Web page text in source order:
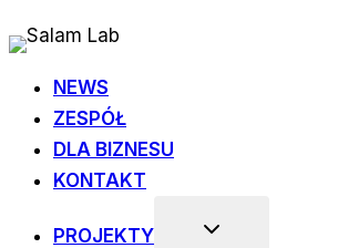
Przejdź
do
treściNEWS
ZESPÓŁ
DLA BIZNESU
KONTAKT
PROJEKTY